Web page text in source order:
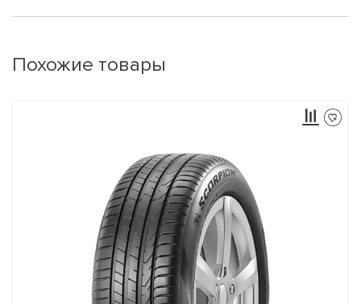
Похожие товары